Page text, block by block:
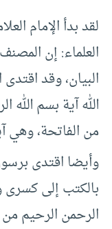
لقد بدأ الإمام
العلماء: إن
البيان، وقد
الله آية بسم
من الفاتحة،
وأيضا اقتدى
بالكتب إلى كسرى
الرحمن الرحيم